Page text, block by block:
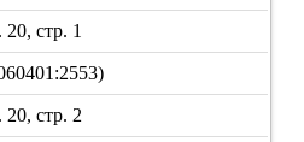
стр. 1
стр. 2